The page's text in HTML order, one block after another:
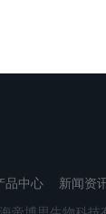
品中心 新闻资